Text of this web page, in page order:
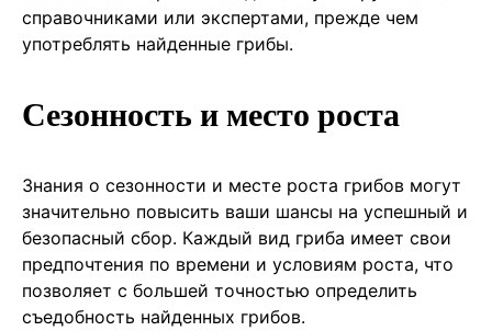
справочниками или экспертами, прежде чем
употреблять найденные грибы.
Сезонность и место роста
Знания о сезонности и месте роста грибов могут
значительно повысить ваши шансы на успешный и
безопасный сбор. Каждый вид гриба имеет свои
предпочтения по времени и условиям роста, что
позволяет с большей точностью определить
съедобность найденных грибов.